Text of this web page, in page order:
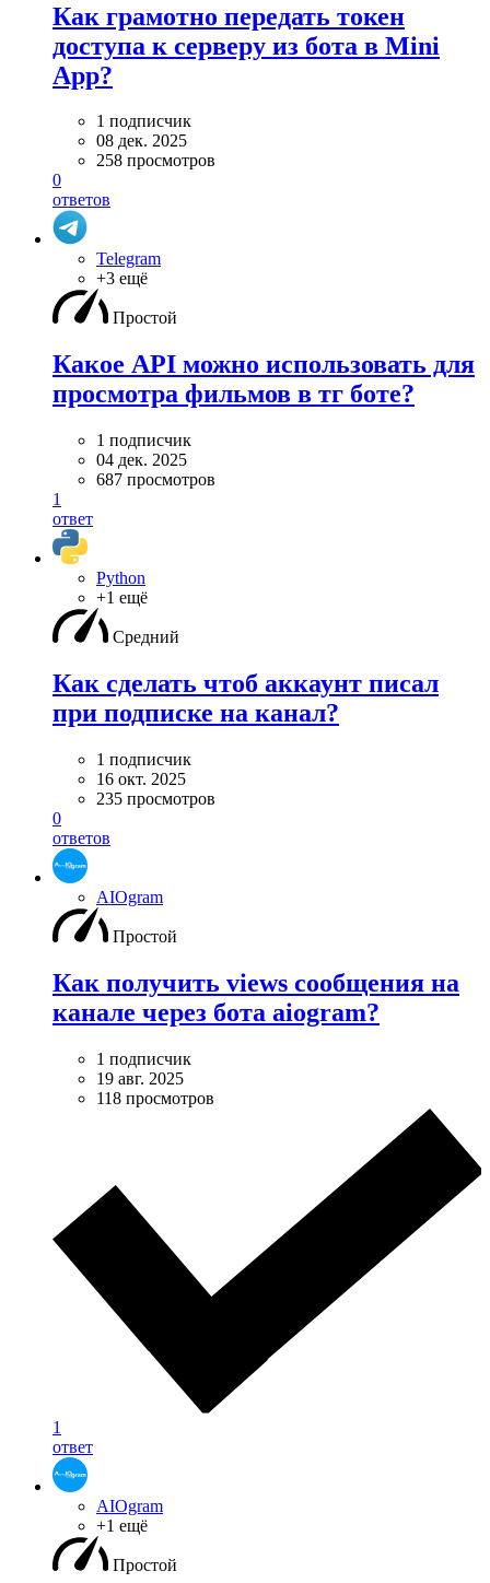
Как грамотно передать токен
доступа к серверу из бота в Mini
App?
1 подписчик
08 дек. 2025
258 просмотров
0
ответов
Telegram
+3 ещё
Простой
Какое API можно использовать для
просмотра фильмов в тг боте?
1 подписчик
04 дек. 2025
687 просмотров
1
ответ
Python
+1 ещё
Средний
Как сделать чтоб аккаунт писал
при подписке на канал?
1 подписчик
16 окт. 2025
235 просмотров
0
ответов
AIOgram
Простой
Как получить views сообщения на
канале через бота aiogram?
1 подписчик
19 авг. 2025
118 просмотров
1
ответ
AIOgram
+1 ещё
Простой